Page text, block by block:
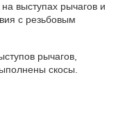
выступах рычагов и
с резьбовым
рычагов,
скосы.